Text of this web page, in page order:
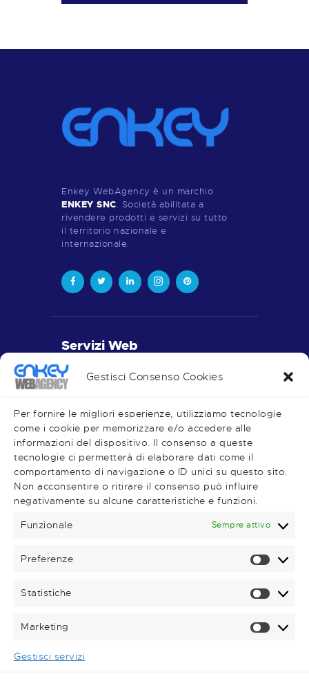
Gestisci Consenso Cookies
Per fornire le migliori esperienze, utilizziamo tecnologie
come i cookie per memorizzare e/o accedere alle
informazioni del dispositivo. Il consenso a queste
tecnologie ci permetterà di elaborare dati come il
comportamento di navigazione o ID unici su questo sito.
Non acconsentire o ritirare il consenso può influire
negativamente su alcune caratteristiche e funzioni.
Funzionale
Sempre attivo
Preferenze
Statistiche
Marketing
Gestisci servizi
Enkey WebAgency è un marchio
ENKEY SNC. Società abilitata a
rivendere prodotti e servizi su tutto
il territorio nazionale e
internazionale.
Servizi Web
Realizzazione Siti Web
Social Media
Very Important Links
Shop
Magazine
+39 0781.62719